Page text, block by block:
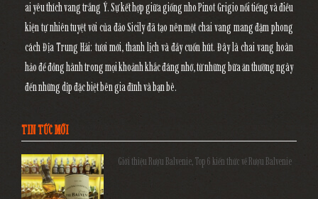
ai yêu thích vang trắng Ý. Sự kết hợp giữa giống nho Pinot Grigio nổi tiếng và điều
kiện tự nhiên tuyệt vời của đảo Sicily đã tạo nên một chai vang mang đậm phong
cách Địa Trung Hải: tươi mới, thanh lịch và đầy cuốn hút. Đây là chai vang hoàn
hảo để đồng hành trong mọi khoảnh khắc đáng nhớ, từ những bữa ăn thường ngày
đến những dịp đặc biệt bên gia đình và bạn bè.
TIN TỨC MỚI
Giới thiệu Rượu Balvenie, Top 6 kiến thức về Rượu Balvenie